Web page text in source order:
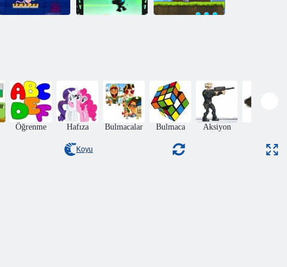
Öğrenme Hafıza Bulmacalar Bulmaca Aksiyon
Koyu